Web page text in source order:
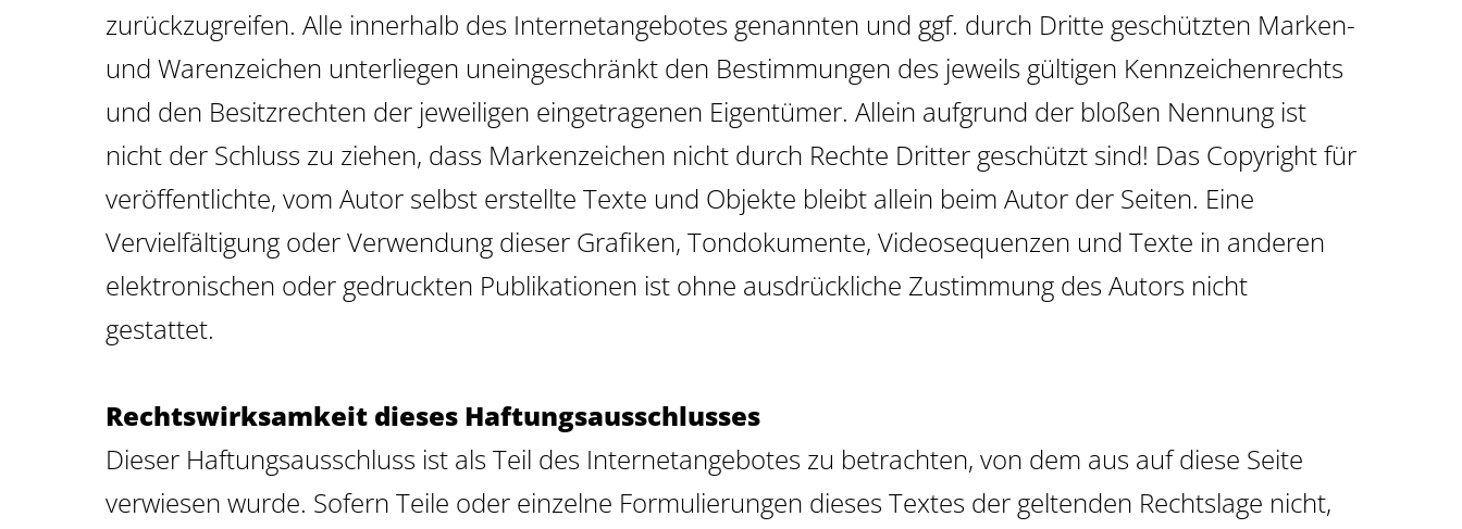
zurückzugreifen. Alle innerhalb des Internetangebotes genannten und ggf. durch Dritte geschützten Marken-
und Warenzeichen unterliegen uneingeschränkt den Bestimmungen des jeweils gültigen Kennzeichenrechts
und den Besitzrechten der jeweiligen eingetragenen Eigentümer. Allein aufgrund der bloßen Nennung ist
nicht der Schluss zu ziehen, dass Markenzeichen nicht durch Rechte Dritter geschützt sind! Das Copyright für
veröffentlichte, vom Autor selbst erstellte Texte und Objekte bleibt allein beim Autor der Seiten. Eine
Vervielfältigung oder Verwendung dieser Grafiken, Tondokumente, Videosequenzen und Texte in anderen
elektronischen oder gedruckten Publikationen ist ohne ausdrückliche Zustimmung des Autors nicht
gestattet.
Rechtswirksamkeit dieses Haftungsausschlusses
Dieser Haftungsausschluss ist als Teil des Internetangebotes zu betrachten, von dem aus auf diese Seite
verwiesen wurde. Sofern Teile oder einzelne Formulierungen dieses Textes der geltenden Rechtslage nicht,